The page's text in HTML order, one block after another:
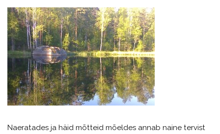
Naeratades ja häid mõtteid mõeldes annab naine tervist